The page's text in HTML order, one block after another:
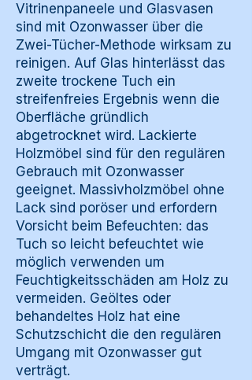
Vitrinenpaneele und Glasvasen
sind mit Ozonwasser über die
Zwei-Tücher-Methode wirksam zu
reinigen. Auf Glas hinterlässt das
zweite trockene Tuch ein
streifenfreies Ergebnis wenn die
Oberfläche gründlich
abgetrocknet wird. Lackierte
Holzmöbel sind für den regulären
Gebrauch mit Ozonwasser
geeignet. Massivholzmöbel ohne
Lack sind poröser und erfordern
Vorsicht beim Befeuchten: das
Tuch so leicht befeuchtet wie
möglich verwenden um
Feuchtigkeitsschäden am Holz zu
vermeiden. Geöltes oder
behandeltes Holz hat eine
Schutzschicht die den regulären
Umgang mit Ozonwasser gut
verträgt.